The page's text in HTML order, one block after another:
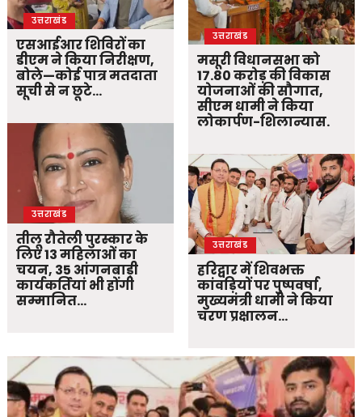
उत्तराखंड
एसआईआर शिविरों का
डीएम ने किया निरीक्षण,
बोले—कोई पात्र मतदाता
सूची से न छूटे…
उत्तराखंड
तीलू रौतेली पुरस्कार के
लिए 13 महिलाओं का
चयन, 35 आंगनबाड़ी
कार्यकर्तियां भी होंगी
सम्मानित…
उत्तराखंड
मसूरी विधानसभा को
17.80 करोड़ की विकास
योजनाओं की सौगात,
सीएम धामी ने किया
लोकार्पण-शिलान्यास.
उत्तराखंड
हरिद्वार में शिवभक्त
कांवड़ियों पर पुष्पवर्षा,
मुख्यमंत्री धामी ने किया
चरण प्रक्षालन…